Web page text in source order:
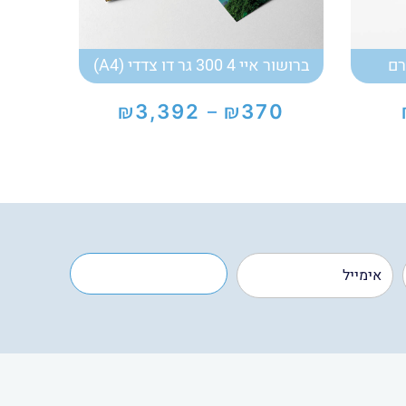
ברושור איי 4 300 גר דו צדדי (A4)
₪370
–
₪3,392
טווח